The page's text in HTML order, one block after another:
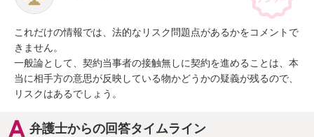
これだけの情報では、法的なリスク問題点があるかをコメントで
きません。
一般論として、契約当事者の接触無しに契約を進めることは、本
当に相手方の意思が反映している物かどうかの疑義が残るので、
リスクはあるでしょう。
弁護士からの回答タイムライン